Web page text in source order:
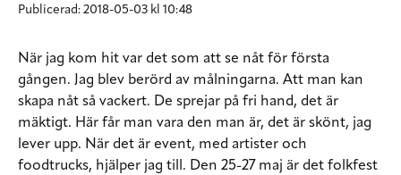
Publicerad: 2018-05-03 kl 10:48
När jag kom hit var det som att se nåt för första
gången. Jag blev berörd av målningarna. Att man kan
skapa nåt så vackert. De sprejar på fri hand, det är
mäktigt. Här får man vara den man är, det är skönt, jag
lever upp. När det är event, med artister och
foodtrucks, hjälper jag till. Den 25-27 maj är det folkfest